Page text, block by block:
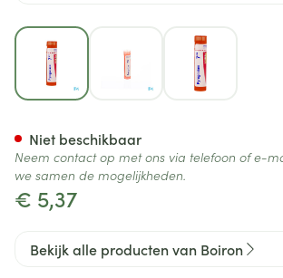
View larger imageView larger image
View larger
€ 5,37
Niet beschikbaar
Neem contact op met ons via telefoon of e-
we samen de mogelijkheden.
Bekijk alle producten van Boiron